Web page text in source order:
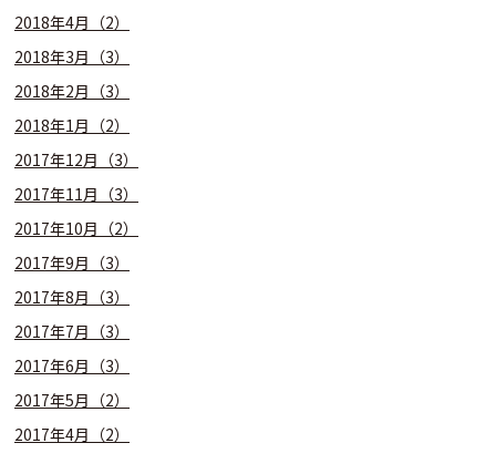
2018年4月（2）
2018年3月（3）
2018年2月（3）
2018年1月（2）
2017年12月（3）
2017年11月（3）
2017年10月（2）
2017年9月（3）
2017年8月（3）
2017年7月（3）
2017年6月（3）
2017年5月（2）
2017年4月（2）